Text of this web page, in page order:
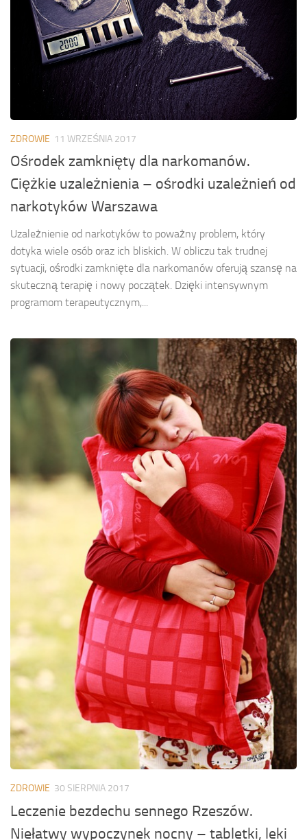
ZDROWIE 11 WRZEŚNIA 2017
Ośrodek zamknięty dla narkomanów.
Ciężkie uzależnienia – ośrodki uzależnień od
narkotyków Warszawa
Uzależnienie od narkotyków to poważny problem, który
dotyka wiele osób oraz ich bliskich. W obliczu tak trudnej
sytuacji, ośrodki zamknięte dla narkomanów oferują szansę na
skuteczną terapię i nowy początek. Dzięki intensywnym
programom terapeutycznym,...
ZDROWIE 30 SIERPNIA 2017
Leczenie bezdechu sennego Rzeszów.
Niełatwy wypoczynek nocny – tabletki, leki